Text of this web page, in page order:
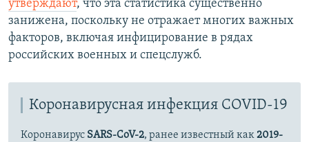
утверждают, что эта статистика существенно
занижена, поскольку не отражает многих важных
факторов, включая инфицирование в рядах
российских военных и спецслужб.
Коронавирусная инфекция COVID-19
Коронавирус SARS-CoV-2, ранее известный как2019-